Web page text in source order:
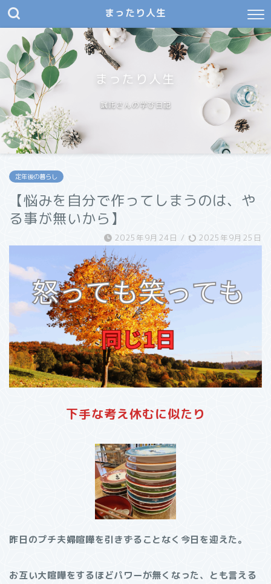
まったり人生
まったり人生
嘱託さんの学び日記
定年後の暮らし
【悩みを自分で作ってしまうのは、や
る事が無いから】
2025年9月24日 / 2025年9月25日
下手な考え休むに似たり
昨日のプチ夫婦喧嘩を引きずることなく今日を迎えた。
お互い大喧嘩をするほどパワーが無くなった、とも言える